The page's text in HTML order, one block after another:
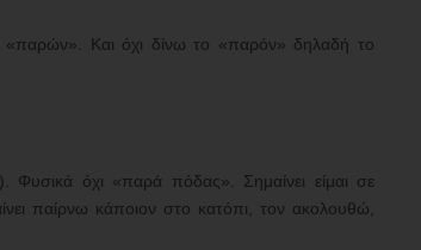
Και όχι δίνω το «παρόν» δηλαδή το
όχι «παρά πόδας». Σημαίνει είμαι σε
παίρνω κάποιον στο κατόπι, τον ακολουθώ,